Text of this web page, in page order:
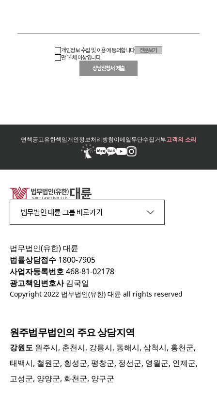
개인정보 수집 및 이용에 동의합니다
전문보기
만 14세 이상입니다.
상담신청서 제출
면책공고유한책임개인정보처리방침이메일무단수집거부고객의 소리
법무법인 대륜 그룹 바로가기
법무법인(유한) 대륜
법률상담접수 1800-7905
사업자등록번호468-81-02178
광고책임변호사김국일
Copyright 2022 법무법인(유한) 대륜 all rights reserved
원주법무법인의 주요 상담지역
강원도 원주시, 춘천시, 강릉시, 동해시, 삼척시, 홍천군,
태백시, 철원군, 횡성군, 평창군, 정선군, 영월군, 인제군,
고성군, 양양군, 화천군, 양구군